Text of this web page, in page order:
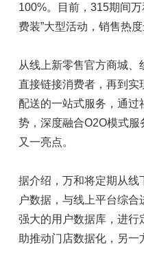
100%。目前，315期间
费装”大型活动，销售热
从线上新零售官方商城
直接链接消费者，再到实
配送的一站式服务，通
势，深度融合O2O模式
又一亮点。
据介绍，万和将定期从线
户数据，与线上平台综
强大的用户数据库，进行
助推动门店数据化，另一